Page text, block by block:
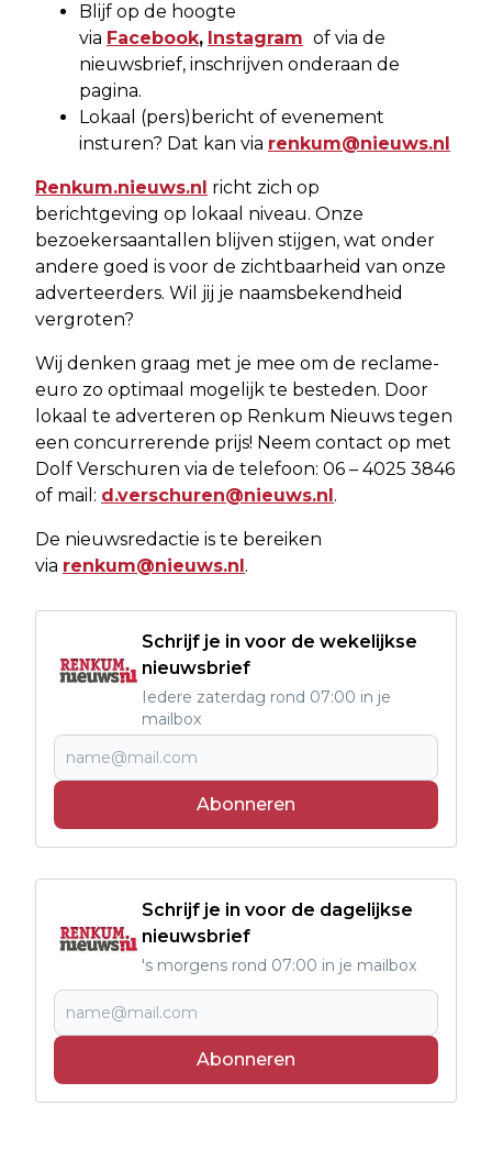
Blijf op de hoogte
via Facebook, Instagram of via de
nieuwsbrief, inschrijven onderaan de
pagina.
Lokaal (pers)bericht of evenement
insturen? Dat kan via renkum@nieuws.nl
Renkum.nieuws.nl richt zich op
berichtgeving op lokaal niveau. Onze
bezoekersaantallen blijven stijgen, wat onder
andere goed is voor de zichtbaarheid van onze
adverteerders. Wil jij je naamsbekendheid
vergroten?
Wij denken graag met je mee om de reclame-
euro zo optimaal mogelijk te besteden. Door
lokaal te adverteren op Renkum Nieuws tegen
een concurrerende prijs! Neem contact op met
Dolf Verschuren via de telefoon: 06 – 4025 3846
of mail: d.verschuren@nieuws.nl .
De nieuwsredactie is te bereiken
via renkum@nieuws.nl .
Schrijf je in voor de wekelijkse
nieuwsbrief
Iedere zaterdag rond 07:00 in je
mailbox
Abonneren
Schrijf je in voor de dagelijkse
nieuwsbrief
's morgens rond 07:00 in je mailbox
Abonneren